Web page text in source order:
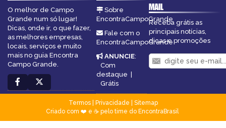
O melhor de Campo
Grande num só lugar!
Dicas, onde ir, o que fazer,
as melhores empresas,
locais, serviços e muito
mais no guia Encontra
Campo Grande.
Sobre
EncontraCampoGrande
Fale com o
EncontraCampoGrande
ANUNCIE:
Com
destaque |
Grátis
MAIL
Receba grátis as
principais notícias,
dicas e promoções
Termos| Privacidade
Sitemap
Criado com ❤️ e ☕ pelo time do EncontraBrasil